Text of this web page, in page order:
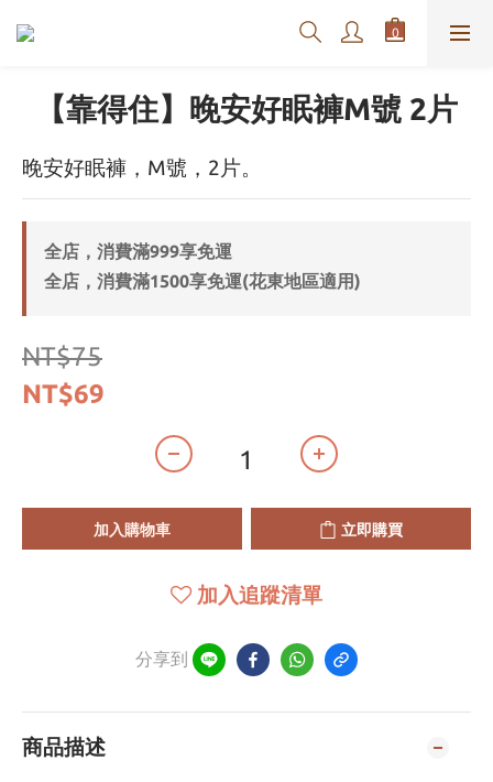
【靠得住】晚安好眠褲M號 2片
晚安好眠褲，M號，2片。
全店，消費滿999享免運
全店，消費滿1500享免運(花東地區適用)
NT$75
NT$69
加入購物車 立即購買
加入追蹤清單
分享到
商品描述